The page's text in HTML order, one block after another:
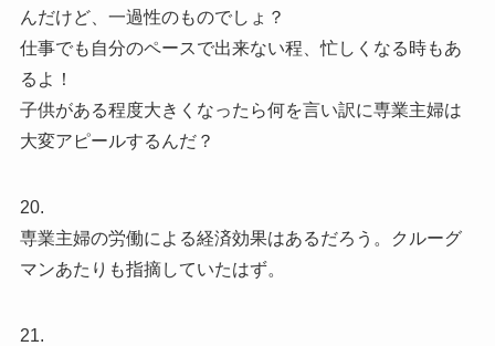
んだけど、一過性のものでしょ？
仕事でも自分のペースで出来ない程、忙しくなる時もあ
るよ！
子供がある程度大きくなったら何を言い訳に専業主婦は
大変アピールするんだ？
20.
専業主婦の労働による経済効果はあるだろう。クルーグ
マンあたりも指摘していたはず。
21.